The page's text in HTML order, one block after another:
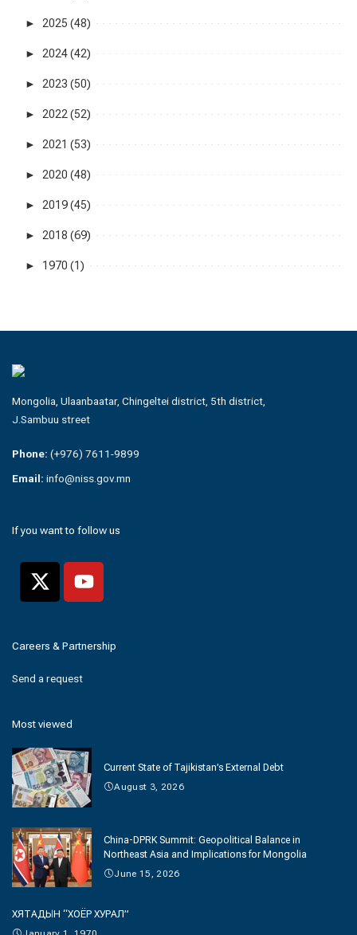
► 2025 (48)
► 2024 (42)
► 2023 (50)
► 2022 (52)
► 2021 (53)
► 2020 (48)
► 2019 (45)
► 2018 (69)
► 1970 (1)
Mongolia, Ulaanbaatar, Chingeltei district, 5th district,
J.Sambuu street
Phone: (+976) 7611-9899
Email: info@niss.gov.mn
If you want to follow us
Careers & Partnership
Send a request
Most viewed
Current State of Tajikistan’s External Debt
August 3, 2026
China-DPRK Summit: Geopolitical Balance in
Northeast Asia and Implications for Mongolia
June 15, 2026
ХЯТАДЫН “ХОЁР ХУРАЛ”